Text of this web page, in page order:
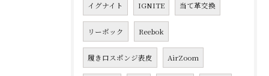
イグナイト IGNITE 当て革交換
リーボック Reebok
履き口スポンジ表皮 AirZoom